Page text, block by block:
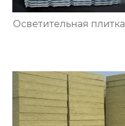
Осветительная плитка